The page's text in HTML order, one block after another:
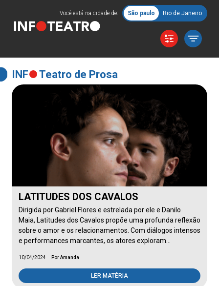
Você está na cidade de: São paulo Rio de Janeiro
INF Teatro de Prosa
LATITUDES DOS CAVALOS
Dirigida por Gabriel Flores e estrelada por ele e Danilo
Maia, Latitudes dos Cavalos propõe uma profunda reflexão
sobre o amor e os relacionamentos. Com diálogos intensos
e performances marcantes, os atores exploram…
10/04/2024 Por Amanda
LER MATÉRIA